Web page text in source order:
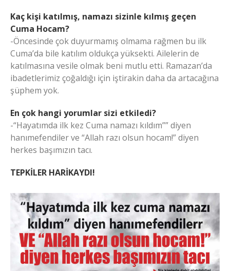
Kaç kişi katılmış, namazı sizinle kılmış geçen
Cuma Hocam?
-Öncesinde çok duyurmamış olmama rağmen bu ilk
Cuma’da bile katılım oldukça yüksekti. Ailelerin de
katılmasına vesile olmak beni mutlu etti. Ramazan’da
ibadetlerimiz çoğaldığı için iştirakin daha da artacağına
şüphem yok.
En çok hangi yorumlar sizi etkiledi?
-“Hayatımda ilk kez Cuma namazı kıldım”” diyen
hanımefendiler ve “Allah razı olsun hocam!” diyen
herkes başımızın tacı.
TEPKİLER HARİKAYDI!